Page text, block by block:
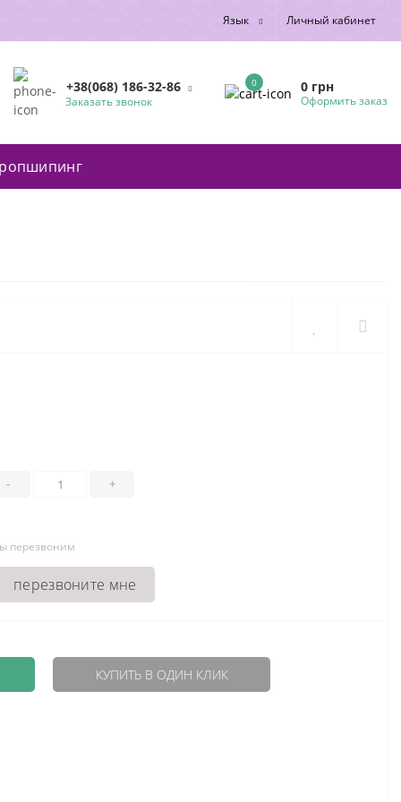
Язык Личный кабинет
+38(068) 186-32-86
Заказать звонок
0 0 грн
Оформить заказ
- +
перезвоним
перезвоните мне
КУПИТЬ В ОДИН КЛИК